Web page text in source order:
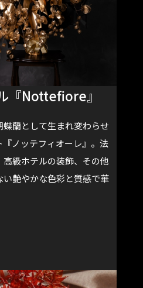
『Nottefiore』
蘭として生まれ変わらせ
ノッテフィオーレ』。法
級ホテルの装飾、その他
艶やかな色彩と質感で華